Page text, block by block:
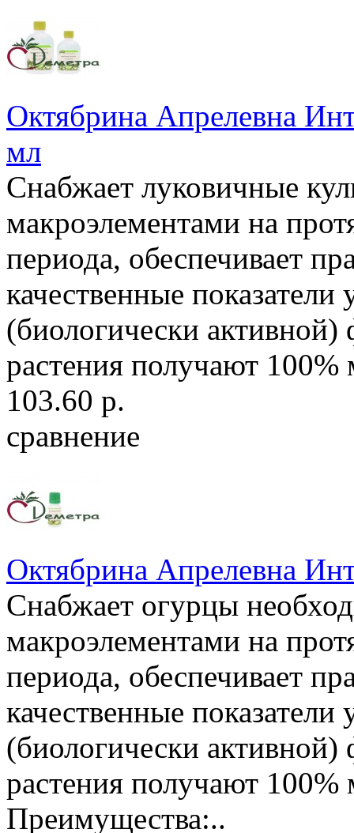
Октябрина Апрелевна
мл
Снабжает луковичные
макроэлементами на
периода, обеспечивает
качественные
(биологически
растения получают
103.60 р.
сравнение
Октябрина Апрелевна
Снабжает огурцы
макроэлементами на
периода, обеспечивает
качественные
(биологически
растения получают
Преимущества:..